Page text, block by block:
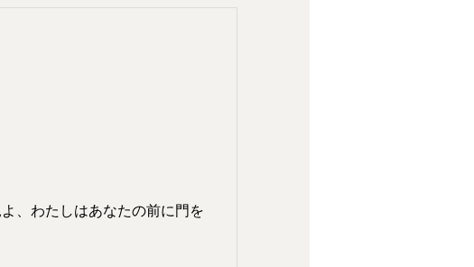
く
、わたしはあなたの前に門を